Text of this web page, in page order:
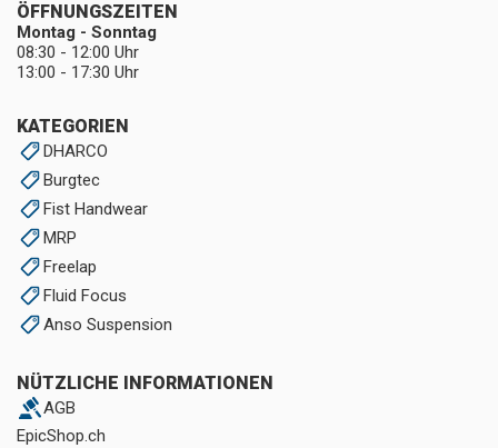
KATEGORIEN
DHARCO
Burgtec
Fist Handwear
MRP
Freelap
Fluid Focus
Anso Suspension
NÜTZLICHE INFORMATIONEN
AGB
EpicShop.ch
ÖFFNUNGSZEITEN
Montag - Sonntag
08:30 - 12:00 Uhr
13:00 - 17:30 Uhr